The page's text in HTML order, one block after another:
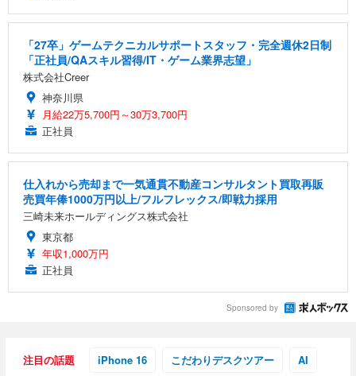
「27卒」ゲームテクニカルサポートスタッフ・完全週休2日制
「正社員/QAスキル習得/IT・ゲーム業界志望」
株式会社Creer
神奈川県
月給22万5,700円～30万3,700円
正社員
仕入れから売却まで一気通貫不動産コンサルタント買取再販
売買年俸1000万円以上/フルフレックス/即戦力採用
三崎未来ホールディングス株式会社
東京都
年収1,000万円
正社員
Sponsored by
注目の話題 iPhone 16 こだわりデスクツアー AI